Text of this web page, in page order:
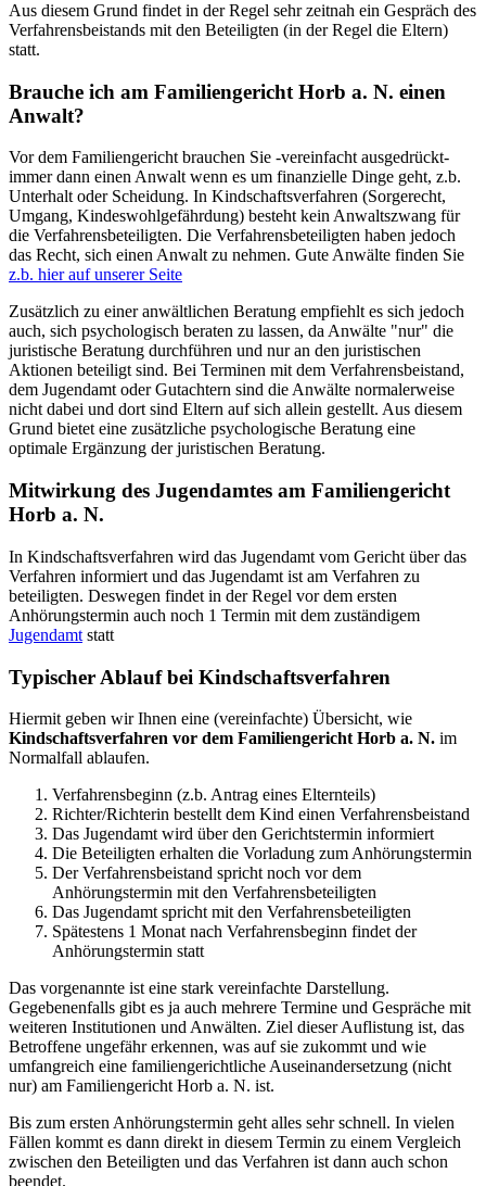
Aus diesem Grund findet in der Regel sehr zeitnah ein Gespräch des
Verfahrensbeistands mit den Beteiligten (in der Regel die Eltern)
statt.
Brauche ich am Familiengericht Horb a. N. einen
Anwalt?
Vor dem Familiengericht brauchen Sie -vereinfacht ausgedrückt-
immer dann einen Anwalt wenn es um finanzielle Dinge geht, z.b.
Unterhalt oder Scheidung. In Kindschaftsverfahren (Sorgerecht,
Umgang, Kindeswohlgefährdung) besteht kein Anwaltszwang für
die Verfahrensbeteiligten. Die Verfahrensbeteiligten haben jedoch
das Recht, sich einen Anwalt zu nehmen. Gute Anwälte finden Sie
z.b. hier auf unserer Seite
Zusätzlich zu einer anwältlichen Beratung empfiehlt es sich jedoch
auch, sich psychologisch beraten zu lassen, da Anwälte "nur" die
juristische Beratung durchführen und nur an den juristischen
Aktionen beteiligt sind. Bei Terminen mit dem Verfahrensbeistand,
dem Jugendamt oder Gutachtern sind die Anwälte normalerweise
nicht dabei und dort sind Eltern auf sich allein gestellt. Aus diesem
Grund bietet eine zusätzliche psychologische Beratung eine
optimale Ergänzung der juristischen Beratung.
Mitwirkung des Jugendamtes am Familiengericht
Horb a. N.
In Kindschaftsverfahren wird das Jugendamt vom Gericht über das
Verfahren informiert und das Jugendamt ist am Verfahren zu
beteiligten. Deswegen findet in der Regel vor dem ersten
Anhörungstermin auch noch 1 Termin mit dem zuständigem
Jugendamt statt
Typischer Ablauf bei Kindschaftsverfahren
Hiermit geben wir Ihnen eine (vereinfachte) Übersicht, wie
Kindschaftsverfahren vor dem Familiengericht Horb a. N. im
Normalfall ablaufen.
Verfahrensbeginn (z.b. Antrag eines Elternteils)
Richter/Richterin bestellt dem Kind einen Verfahrensbeistand
Das Jugendamt wird über den Gerichtstermin informiert
Die Beteiligten erhalten die Vorladung zum Anhörungstermin
Der Verfahrensbeistand spricht noch vor dem
Anhörungstermin mit den Verfahrensbeteiligten
Das Jugendamt spricht mit den Verfahrensbeteiligten
Spätestens 1 Monat nach Verfahrensbeginn findet der
Anhörungstermin statt
Das vorgenannte ist eine stark vereinfachte Darstellung.
Gegebenenfalls gibt es ja auch mehrere Termine und Gespräche mit
weiteren Institutionen und Anwälten. Ziel dieser Auflistung ist, das
Betroffene ungefähr erkennen, was auf sie zukommt und wie
umfangreich eine familiengerichtliche Auseinandersetzung (nicht
nur) am Familiengericht Horb a. N. ist.
Bis zum ersten Anhörungstermin geht alles sehr schnell. In vielen
Fällen kommt es dann direkt in diesem Termin zu einem Vergleich
zwischen den Beteiligten und das Verfahren ist dann auch schon
beendet.